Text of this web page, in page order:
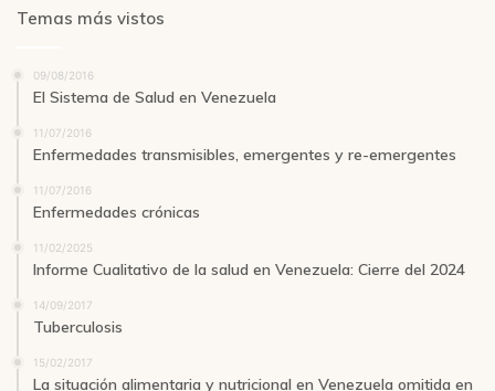
Temas más vistos
09/08/2016
El Sistema de Salud en Venezuela
11/07/2016
Enfermedades transmisibles, emergentes y re-emergentes
11/07/2016
Enfermedades crónicas
11/02/2025
Informe Cualitativo de la salud en Venezuela: Cierre del 2024
14/09/2017
Tuberculosis
15/02/2017
La situación alimentaria y nutricional en Venezuela omitida en